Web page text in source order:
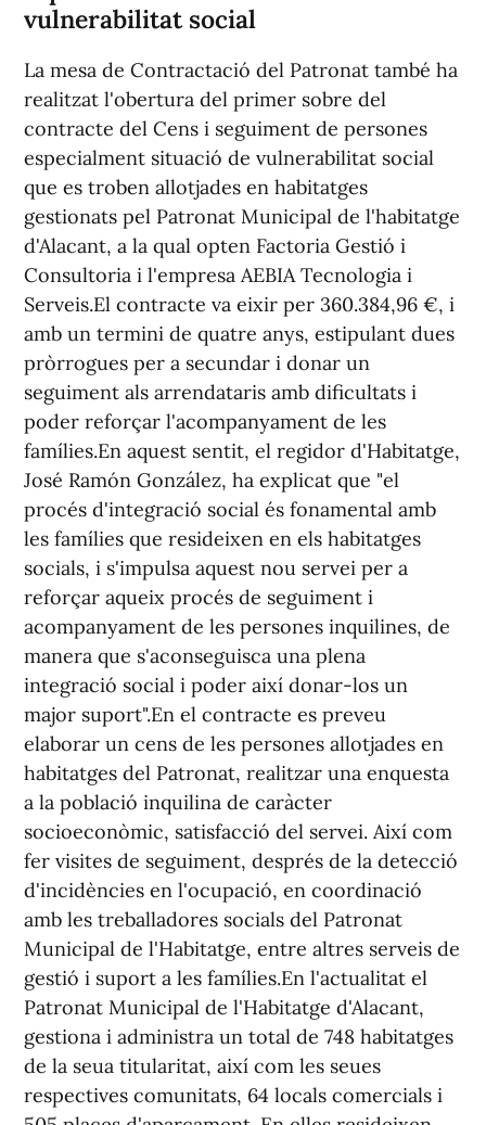
vulnerabilitat social
La mesa de Contractació del Patronat també ha
realitzat l'obertura del primer sobre del
contracte del Cens i seguiment de persones
especialment situació de vulnerabilitat social
que es troben allotjades en habitatges
gestionats pel Patronat Municipal de l'habitatge
d'Alacant, a la qual opten Factoria Gestió i
Consultoria i l'empresa AEBIA Tecnologia i
Serveis.El contracte va eixir per 360.384,96 €, i
amb un termini de quatre anys, estipulant dues
pròrrogues per a secundar i donar un
seguiment als arrendataris amb dificultats i
poder reforçar l'acompanyament de les
famílies.En aquest sentit, el regidor d'Habitatge,
José Ramón González, ha explicat que "el
procés d'integració social és fonamental amb
les famílies que resideixen en els habitatges
socials, i s'impulsa aquest nou servei per a
reforçar aqueix procés de seguiment i
acompanyament de les persones inquilines, de
manera que s'aconseguisca una plena
integració social i poder així donar-los un
major suport".En el contracte es preveu
elaborar un cens de les persones allotjades en
habitatges del Patronat, realitzar una enquesta
a la població inquilina de caràcter
socioeconòmic, satisfacció del servei. Així com
fer visites de seguiment, després de la detecció
d'incidències en l'ocupació, en coordinació
amb les treballadores socials del Patronat
Municipal de l'Habitatge, entre altres serveis de
gestió i suport a les famílies.En l'actualitat el
Patronat Municipal de l'Habitatge d'Alacant,
gestiona i administra un total de 748 habitatges
de la seua titularitat, així com les seues
respectives comunitats, 64 locals comercials i